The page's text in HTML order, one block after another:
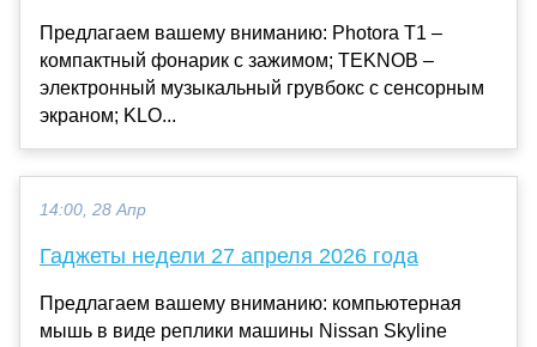
Предлагаем вашему вниманию: Photora T1 –
компактный фонарик с зажимом; TEKNOB –
электронный музыкальный грувбокс с сенсорным
экраном; KLO...
14:00, 28 Апр
Гаджеты недели 27 апреля 2026 года
Предлагаем вашему вниманию: компьютерная
мышь в виде реплики машины Nissan Skyline